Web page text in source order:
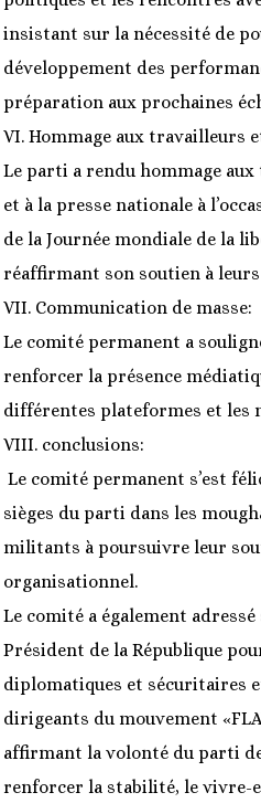
insistant sur la nécessité de
développement des
préparation aux prochaines
VI. Hommage aux travailleurs
Le parti a rendu hommage
et à la presse nationale à
de la Journée mondiale de la
réaffirmant son soutien à
VII. Communication de masse:
Le comité permanent a
renforcer la présence
différentes plateformes et les
VIII. conclusions:
Le comité permanent s’est
sièges du parti dans les
militants à poursuivre leur
organisationnel.
Le comité a également
Président de la République
diplomatiques et sécuritaires
dirigeants du mouvement
affirmant la volonté du parti
renforcer la stabilité, le vivre-